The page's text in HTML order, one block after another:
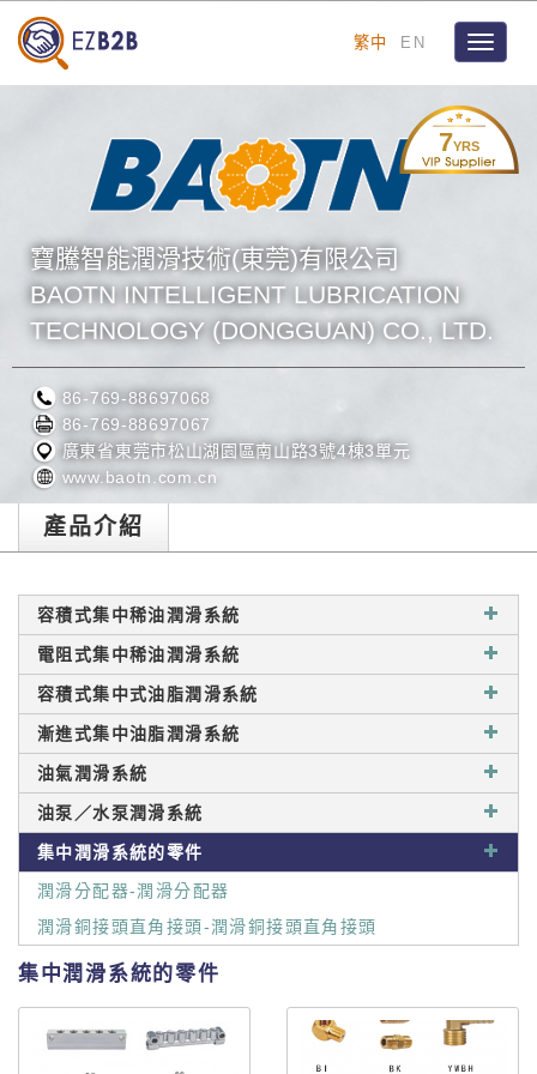
繁中 EN
Toggle
7YRS
寶騰智能潤滑技術(東莞)有限公司
BAOTN INTELLIGENT LUBRICATION
TECHNOLOGY (DONGGUAN) CO., LTD.
86-769-88697068
86-769-88697067
廣東省東莞市松山湖園區南山路3號4棟3單元
www.baotn.com.cn
產品介紹
容積式集中稀油潤滑系統
電阻式集中稀油潤滑系統
容積式集中式油脂潤滑系統
漸進式集中油脂潤滑系統
油氣潤滑系統
油泵／水泵潤滑系統
集中潤滑系統的零件
潤滑分配器-潤滑分配器
潤滑銅接頭直角接頭-潤滑銅接頭直角接頭
集中潤滑系統的零件